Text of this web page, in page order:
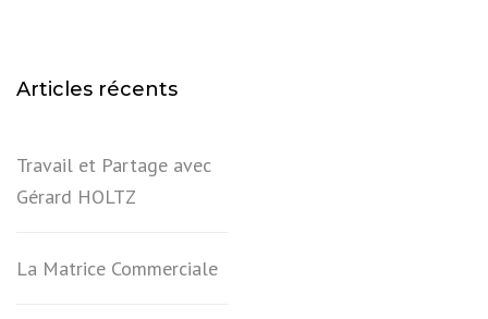
Articles récents
Travail et Partage avec
Gérard HOLTZ
La Matrice Commerciale